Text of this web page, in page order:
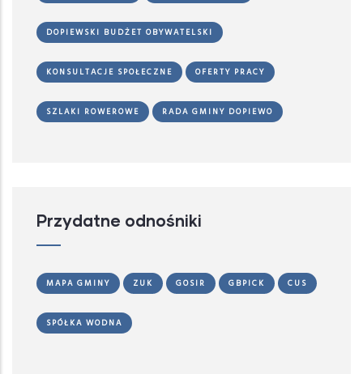
DOPIEWSKI BUDŻET OBYWATELSKI
KONSULTACJE SPOŁECZNE OFERTY PRACY
SZLAKI ROWEROWE RADA GMINY DOPIEWO
Przydatne odnośniki
MAPA GMINY ZUK GOSIR GBPICK CUS
SPÓŁKA WODNA